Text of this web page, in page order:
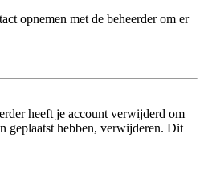
opnemen met de beheerder om er
heeft je account verwijderd om
geplaatst hebben, verwijderen. Dit